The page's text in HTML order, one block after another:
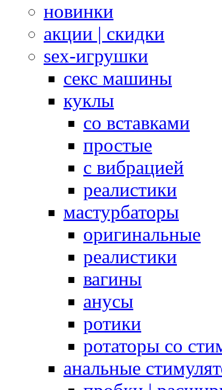
новинки
акции | скидки
sex-игрушки
секс машины
куклы
со вставками
простые
с вибрацией
реалистики
мастурбаторы
оригинальные
реалистики
вагины
анусы
ротики
ротаторы со
анальные